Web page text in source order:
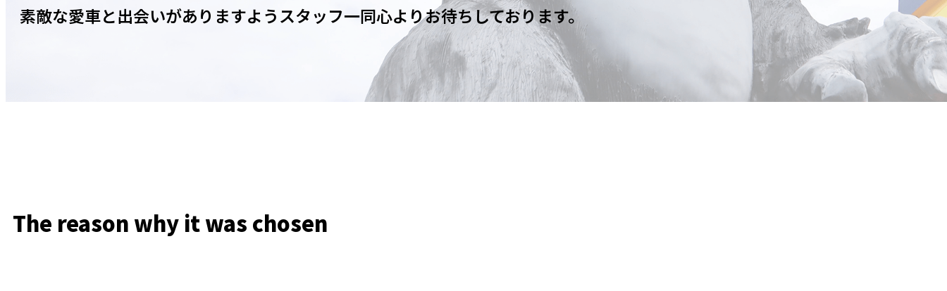
素敵な愛車と出会いがありますようスタッフ一同心よりお待ちしております。
The reason why it was chosen